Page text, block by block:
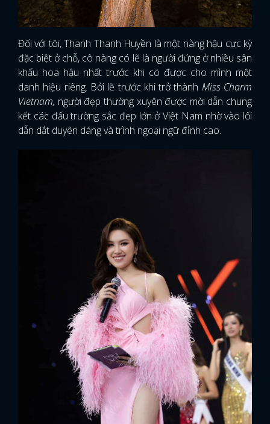
Đối với tôi, Thanh Thanh Huyền là một nàng hậu cực kỳ
đặc biệt ở chỗ, cô nàng có lẽ là người đứng ở nhiều sân
khấu hoa hậu nhất trước khi có được cho mình một
danh hiệu riêng. Bởi lẽ trước khi trở thành Miss Charm
Vietnam, người đẹp thường xuyên được mời dẫn chung
kết các đấu trường sắc đẹp lớn ở Việt Nam nhờ vào lối
dẫn dắt duyên dáng và trình ngoại ngữ đỉnh cao.